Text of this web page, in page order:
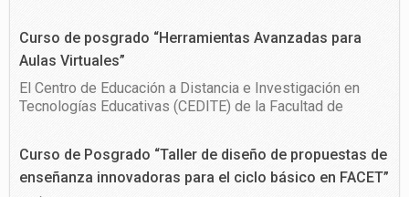
alianzas y cooperación. Presenciaron la mesa de honor
el Rector de la UNT, Ing. Sergio Pagani, la Vicerrectora, […]
Curso de posgrado “Herramientas Avanzadas para
Aulas Virtuales”
El Centro de Educación a Distancia e Investigación en
Tecnologías Educativas (CEDITE) de la Facultad de
Virtuales". Durante 5 semanas, aprenderás a dominar las
herramientas más eficaces de Moodle, desde la creación
Curso de Posgrado “Taller de diseño de propuestas de
enseñanza innovadoras para el ciclo básico en FACET”